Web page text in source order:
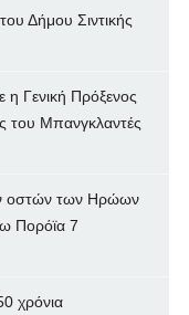
Δήμου Σιντικής
η Γενική Πρόξενος
του Μπανγκλαντές
oστών των Ηρώων
Πορόϊα 7
χρόνια